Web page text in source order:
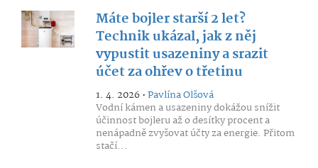
Máte bojler starší 2 let?
Technik ukázal, jak z něj
vypustit usazeniny a srazit
účet za ohřev o třetinu
1. 4. 2026 •Pavlína Olšová
Vodní kámen a usazeniny dokážou snížit
účinnost bojleru až o desítky procent a
nenápadně zvyšovat účty za energie. Přitom
stačí...